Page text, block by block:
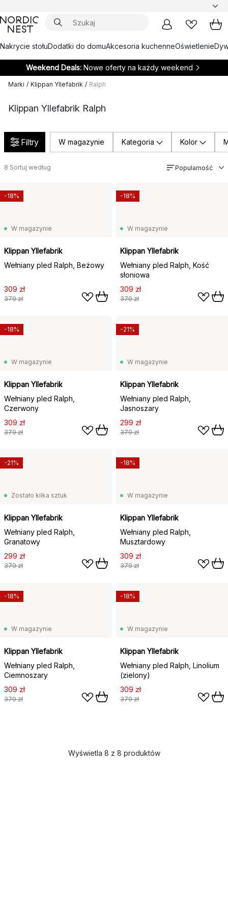
Nakrycie stołuDodatki do domuAkcesoria kuchenneOświetlenie
Weekend Deals: Nowe oferty na każdy weekend
Marki / Klippan Yllefabrik / Ralph
Klippan Yllefabrik Ralph
Filtry W magazynie Kategoria Kolor
8 Sortuj według Popularność
W magazynie
Klippan Yllefabrik
Wełniany pled Ralph, Beżowy
309 zł
379 zł
-18%
W magazynie
Klippan Yllefabrik
Wełniany pled Ralph, Kość
słoniowa
309 zł
379 zł
-18%
W magazynie
Klippan Yllefabrik
Wełniany pled Ralph,
Czerwony
309 zł
379 zł
-18%
W magazynie
Klippan Yllefabrik
Wełniany pled Ralph,
Jasnoszary
299 zł
379 zł
-21%
Zostało kilka sztuk
Klippan Yllefabrik
Wełniany pled Ralph,
Granatowy
299 zł
379 zł
-21%
W magazynie
Klippan Yllefabrik
Wełniany pled Ralph,
Musztardowy
309 zł
379 zł
-18%
W magazynie
Klippan Yllefabrik
Wełniany pled Ralph,
Ciemnoszary
309 zł
379 zł
-18%
W magazynie
Klippan Yllefabrik
Wełniany pled Ralph, Linolium
(zielony)
309 zł
379 zł
-18%
Wyświetla 8 z 8 produktów